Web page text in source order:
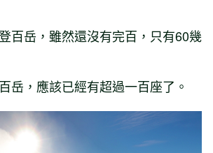
百岳，雖然還沒有完百，只有60幾
岳，應該已經有超過一百座了。